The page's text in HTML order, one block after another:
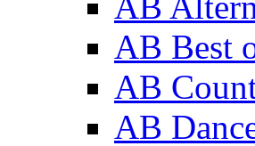
AB Best
AB
AB